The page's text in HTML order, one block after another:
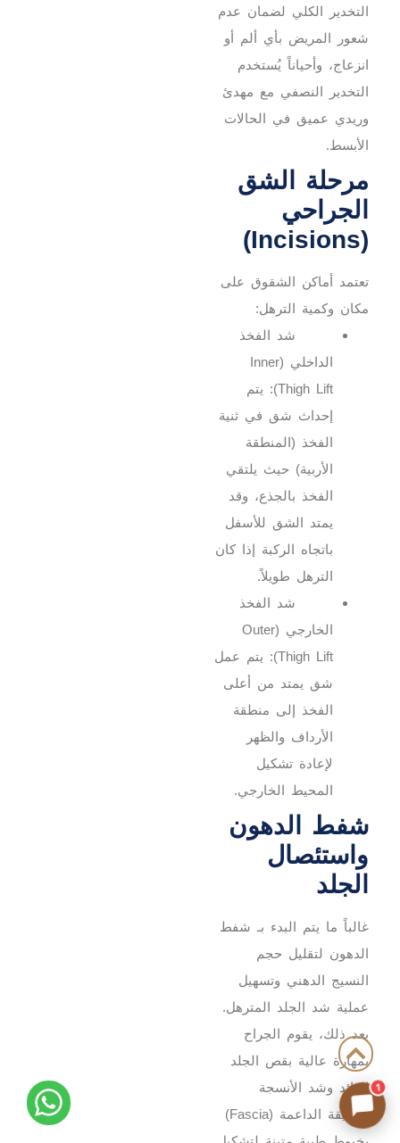
التخدير الكلي لضمان عدم
شعور المريض بأي ألم أو
انزعاج، وأحياناً يُستخدم
التخدير النصفي مع مهدئ
وريدي عميق في الحالات
الأبسط.
مرحلة الشق
الجراحي
(Incisions)
تعتمد أماكن الشقوق على
مكان وكمية الترهل:
شد الفخذ
الداخلي (Inner
Thigh Lift): يتم
إحداث شق في ثنية
الفخذ (المنطقة
الأربية) حيث يلتقي
الفخذ بالجذع، وقد
يمتد الشق للأسفل
باتجاه الركبة إذا كان
الترهل طويلاً.
شد الفخذ
الخارجي (Outer
Thigh Lift): يتم عمل
شق يمتد من أعلى
الفخذ إلى منطقة
الأرداف والظهر
لإعادة تشكيل
المحيط الخارجي.
شفط الدهون
واستئصال
الجلد
غالباً ما يتم البدء بـ شفط
الدهون لتقليل حجم
النسيج الدهني وتسهيل
عملية شد الجلد المترهل.
بعد ذلك، يقوم الجراح
بمهارة عالية بقص الجلد
الزائد وشد الأنسجة
العميقة الداعمة (Fascia)
1